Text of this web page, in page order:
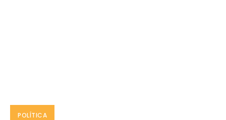
POLÍTICA